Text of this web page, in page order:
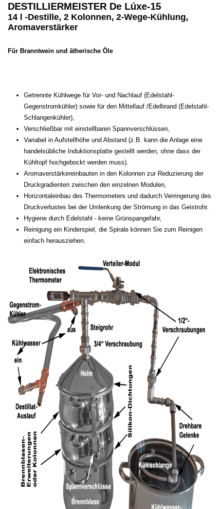
DESTILLIERMEISTER De Lúxe-15
14 l -Destille, 2 Kolonnen, 2-Wege-Kühlung,
Aromaverstärker
Für Branntwein und ätherische Öle
Getrennte Kühlwege für Vor- und Nachlauf (Edelstahl-
Gegenstromkühler) sowie für den Mittellauf /Edelbrand (Edelstahl-
Schlangenkühler),
Verschließbar mit einstellbaren Spannverschlüssen,
Variabel in Aufstellhöhe und Abstand (z.B. kann die Anlage eine
handelsübliche Induktionsplatte gestellt werden, ohne dass der
Kühltopf hochgebockt werden muss).
Aromaverstärkereinbauten in den Kolonnen zur Reduzierung der
Druckgradienten zwischen den einzelnen Modulen,
Horizontaleinbau des Thermometers und dadurch Verringerung des
Druckverlustes bei der Umlenkung der Strömung in das Geistrohr.
Hygiene durch Edelstahl - keine Grünspangefahr,
Reinigung ein Kinderspiel, die Spirale können Sie zum Reinigen
einfach herausziehen.